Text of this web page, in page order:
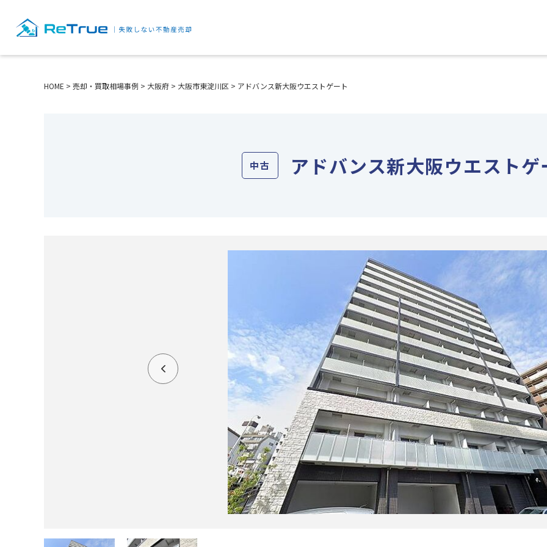
HOME > 売却・買取相場事例 > 大阪府 > 大阪市東淀川区 > アドバンス新大阪ウエストゲート
中古 アドバンス新大阪ウエストゲ